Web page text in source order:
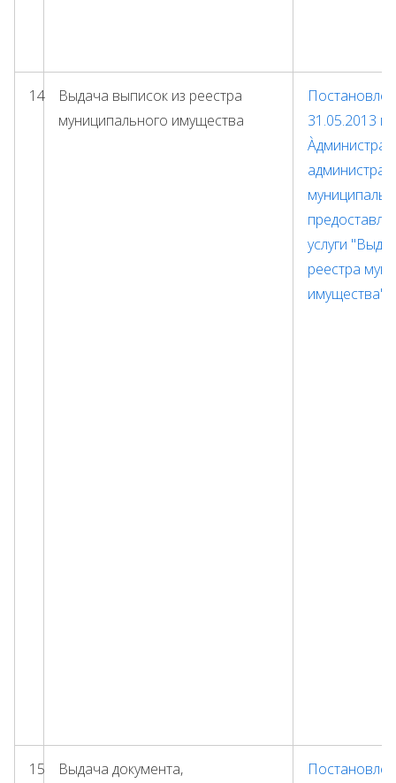
14
Выдача выписок из реестра
муниципального имущества
31.05.2013
услуги
реестра
имущества"
15
Выдача документа,